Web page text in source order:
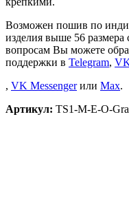
Возможен пошив по
изделия выше 56
вопросам Вы можете
поддержки в Telegram,
, VK Messengerили Max.
Артикул: TS1-M-E-O-Gra